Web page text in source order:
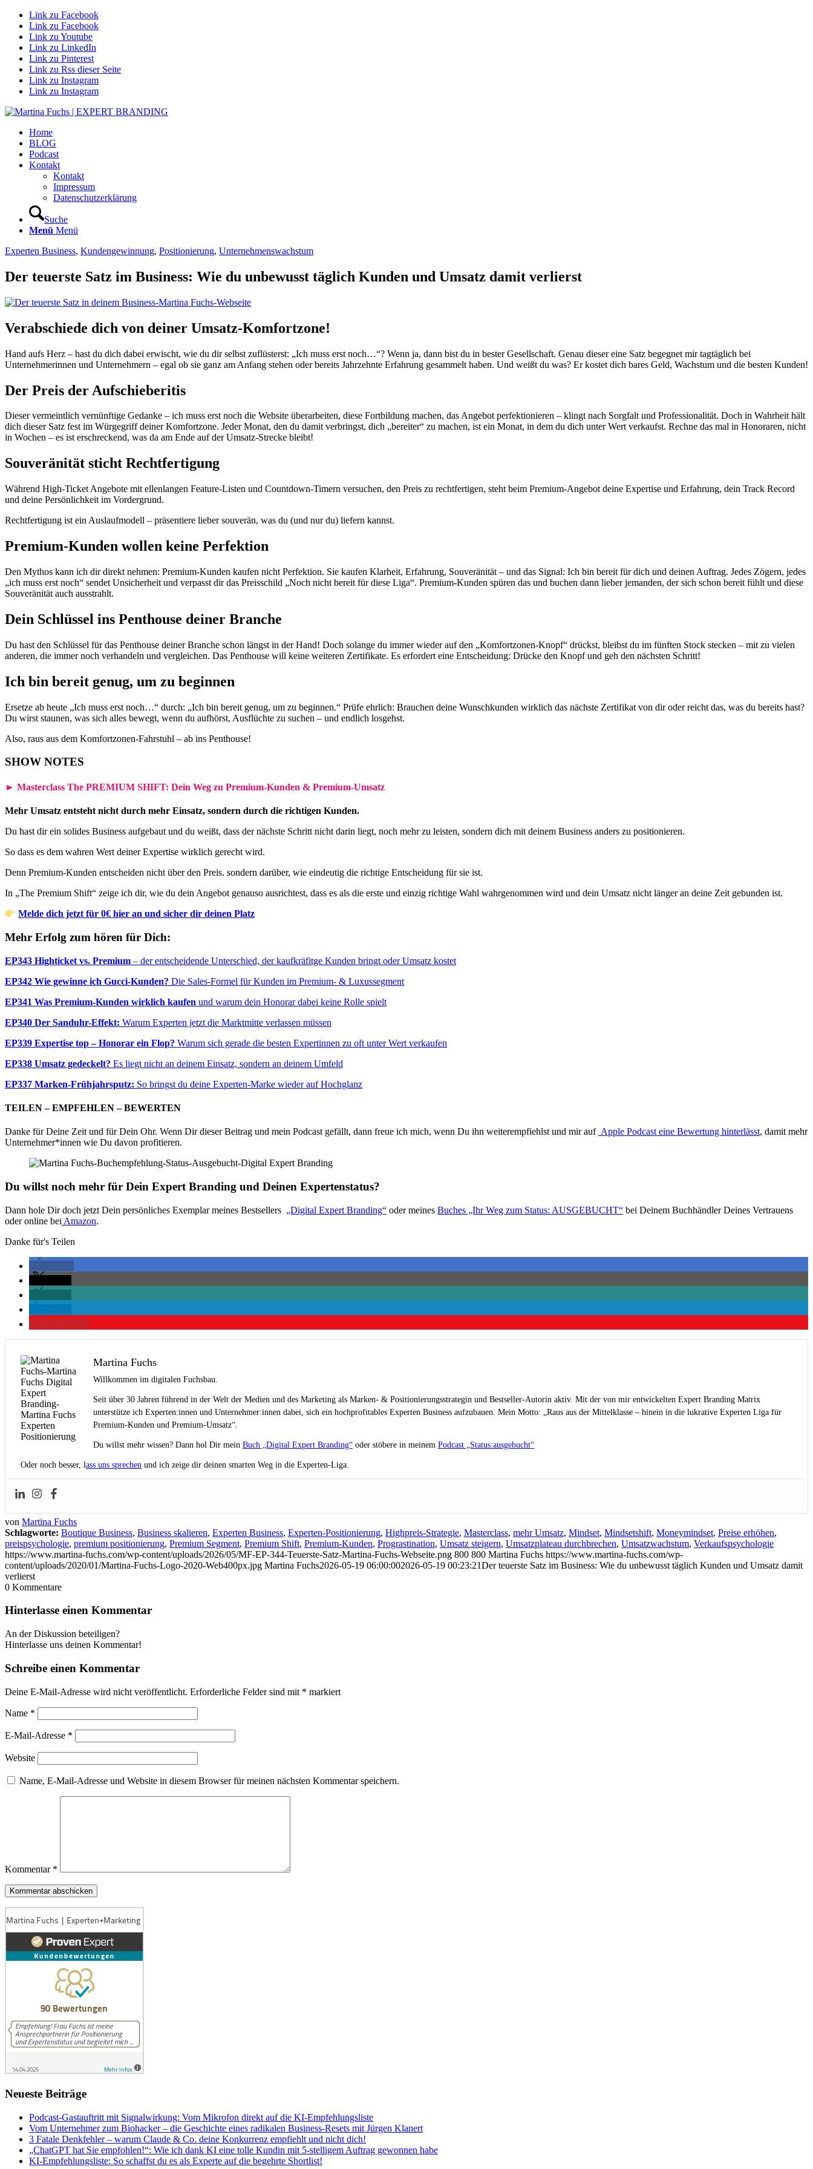
Link zu Facebook
Link zu Facebook
Link zu Youtube
Link zu LinkedIn
Link zu Pinterest
Link zu Rss dieser Seite
Link zu Instagram
Link zu Instagram
Home
BLOG
Podcast
Kontakt
Kontakt
Impressum
Datenschutzerklärung
Suche
Menü Menü
Experten Business, Kundengewinnung, Positionierung, Unternehmenswachstum
Der teuerste Satz im Business: Wie du unbewusst täglich Kunden und Umsatz damit verlierst
Verabschiede dich von deiner Umsatz-Komfortzone!
Hand aufs Herz – hast du dich dabei erwischt, wie du dir selbst zuflüsterst: „Ich muss erst noch…“? Wenn ja, dann bist du in bester Gesellschaft. Genau dieser eine Satz begegnet mir tagtäglich bei
Unternehmerinnen und Unternehmern – egal ob sie ganz am Anfang stehen oder bereits Jahrzehnte Erfahrung gesammelt haben. Und weißt du was? Er kostet dich bares Geld, Wachstum und die besten Kunden!
Der Preis der Aufschieberitis
Dieser vermeintlich vernünftige Gedanke – ich muss erst noch die Website überarbeiten, diese Fortbildung machen, das Angebot perfektionieren – klingt nach Sorgfalt und Professionalität. Doch in Wahrheit hält
dich dieser Satz fest im Würgegriff deiner Komfortzone. Jeder Monat, den du damit verbringst, dich „bereiter“ zu machen, ist ein Monat, in dem du dich unter Wert verkaufst. Rechne das mal in Honoraren, nicht
in Wochen – es ist erschreckend, was da am Ende auf der Umsatz-Strecke bleibt!
Souveränität sticht Rechtfertigung
Während High-Ticket Angebote mit ellenlangen Feature-Listen und Countdown-Timern versuchen, den Preis zu rechtfertigen, steht beim Premium-Angebot deine Expertise und Erfahrung, dein Track Record
und deine Persönlichkeit im Vordergrund.
Rechtfertigung ist ein Auslaufmodell – präsentiere lieber souverän, was du (und nur du) liefern kannst.
Premium-Kunden wollen keine Perfektion
Den Mythos kann ich dir direkt nehmen: Premium-Kunden kaufen nicht Perfektion. Sie kaufen Klarheit, Erfahrung, Souveränität – und das Signal: Ich bin bereit für dich und deinen Auftrag. Jedes Zögern, jedes
„ich muss erst noch“ sendet Unsicherheit und verpasst dir das Preisschild „Noch nicht bereit für diese Liga“. Premium-Kunden spüren das und buchen dann lieber jemanden, der sich schon bereit fühlt und diese
Souveränität auch ausstrahlt.
Dein Schlüssel ins Penthouse deiner Branche
Du hast den Schlüssel für das Penthouse deiner Branche schon längst in der Hand! Doch solange du immer wieder auf den „Komfortzonen-Knopf“ drückst, bleibst du im fünften Stock stecken – mit zu vielen
anderen, die immer noch verhandeln und vergleichen. Das Penthouse will keine weiteren Zertifikate. Es erfordert eine Entscheidung: Drücke den Knopf und geh den nächsten Schritt!
Ich bin bereit genug, um zu beginnen
Ersetze ab heute „Ich muss erst noch…“ durch: „Ich bin bereit genug, um zu beginnen.“ Prüfe ehrlich: Brauchen deine Wunschkunden wirklich das nächste Zertifikat von dir oder reicht das, was du bereits hast?
Du wirst staunen, was sich alles bewegt, wenn du aufhörst, Ausflüchte zu suchen – und endlich losgehst.
Also, raus aus dem Komfortzonen-Fahrstuhl – ab ins Penthouse!
SHOW NOTES
► Masterclass The PREMIUM SHIFT: Dein Weg zu Premium-Kunden & Premium-Umsatz
Mehr Umsatz entsteht nicht durch mehr Einsatz, sondern durch die richtigen Kunden.
Du hast dir ein solides Business aufgebaut und du weißt, dass der nächste Schritt nicht darin liegt, noch mehr zu leisten, sondern dich mit deinem Business anders zu positionieren.
So dass es dem wahren Wert deiner Expertise wirklich gerecht wird.
Denn Premium-Kunden entscheiden nicht über den Preis. sondern darüber, wie eindeutig die richtige Entscheidung für sie ist.
In „The Premium Shift“ zeige ich dir, wie du dein Angebot genauso ausrichtest, dass es als die erste und einzig richtige Wahl wahrgenommen wird und dein Umsatz nicht länger an deine Zeit gebunden ist.
Melde dich jetzt für 0€ hier an und sicher dir deinen Platz
Mehr Erfolg zum hören für Dich:
EP343 Highticket vs. Premium – der entscheidende Unterschied, der kaufkräfitge Kunden bringt oder Umsatz kostet
EP342 Wie gewinne ich Gucci-Kunden? Die Sales-Formel für Kunden im Premium- & Luxussegment
EP341 Was Premium-Kunden wirklich kaufen und warum dein Honorar dabei keine Rolle spielt
EP340 Der Sanduhr-Effekt: Warum Experten jetzt die Marktmitte verlassen müssen
EP339 Expertise top – Honorar ein Flop? Warum sich gerade die besten Expertinnen zu oft unter Wert verkaufen
EP338 Umsatz gedeckelt? Es liegt nicht an deinem Einsatz, sondern an deinem Umfeld
EP337 Marken-Frühjahrsputz: So bringst du deine Experten-Marke wieder auf Hochglanz
TEILEN – EMPFEHLEN – BEWERTEN
Danke für Deine Zeit und für Dein Ohr. Wenn Dir dieser Beitrag und mein Podcast gefällt, dann freue ich mich, wenn Du ihn weiterempfiehlst und mir auf Apple Podcast eine Bewertung hinterlässt, damit mehr
Unternehmer*innen wie Du davon profitieren.
Du willst noch mehr für Dein Expert Branding und Deinen Expertenstatus?
Dann hole Dir doch jetzt Dein persönliches Exemplar meines Bestsellers „Digital Expert Branding“ oder meines Buches „Ihr Weg zum Status: AUSGEBUCHT“ bei Deinem Buchhändler Deines Vertrauens
oder online bei Amazon.
Danke für's Teilen
Martina Fuchs
Willkommen im digitalen Fuchsbau.
Seit über 30 Jahren führend in der Welt der Medien und des Marketing als Marken- & Positionierungsstrategin und Bestseller-Autorin aktiv. Mit der von mir entwickelten Expert Branding Matrix
unterstütze ich Experten:innen und Unternehmer:innen dabei, sich ein hochprofitables Experten Business aufzubauen. Mein Motto: „Raus aus der Mittelklasse – hinein in die lukrative Experten Liga für
Premium-Kunden und Premium-Umsatz“.
Du willst mehr wissen? Dann hol Dir mein Buch „Digital Expert Branding“ oder stöbere in meinem Podcast „Status:ausgebucht“
Oder noch besser, lass uns sprechen und ich zeige dir deinen smarten Weg in die Experten-Liga.
von Martina Fuchs
Schlagworte: Boutique Business, Business skalieren, Experten Business, Experten-Positionierung, Highpreis-Strategie, Masterclass, mehr Umsatz, Mindset, Mindsetshift, Moneymindset, Preise erhöhen,
preispsychologie, premium positionierung, Premium Segment, Premium Shift, Premium-Kunden, Prograstination, Umsatz steigern, Umsatzplateau durchbrechen, Umsatzwachstum, Verkaufspsychologie
https://www.martina-fuchs.com/wp-content/uploads/2026/05/MF-EP-344-Teuerste-Satz-Martina-Fuchs-Webseite.png 800 800 Martina Fuchs https://www.martina-fuchs.com/wp-
content/uploads/2020/01/Martina-Fuchs-Logo-2020-Web400px.jpg Martina Fuchs2026-05-19 06:00:002026-05-19 00:23:21Der teuerste Satz im Business: Wie du unbewusst täglich Kunden und Umsatz damit
verlierst
0 Kommentare
Hinterlasse einen Kommentar
An der Diskussion beteiligen?
Hinterlasse uns deinen Kommentar!
Schreibe einen Kommentar
Deine E-Mail-Adresse wird nicht veröffentlicht. Erforderliche Felder sind mit * markiert
Name *
E-Mail-Adresse *
Website
Name, E-Mail-Adresse und Website in diesem Browser für meinen nächsten Kommentar speichern.
Kommentar *
Neueste Beiträge
Podcast-Gastauftritt mit Signalwirkung: Vom Mikrofon direkt auf die KI-Empfehlungsliste
Vom Unternehmer zum Biohacker – die Geschichte eines radikalen Business-Resets mit Jürgen Klanert
3 Fatale Denkfehler – warum Claude & Co. deine Konkurrenz empfiehlt und nicht dich!
„ChatGPT hat Sie empfohlen!“: Wie ich dank KI eine tolle Kundin mit 5-stelligem Auftrag gewonnen habe
KI-Empfehlungsliste: So schaffst du es als Experte auf die begehrte Shortlist!